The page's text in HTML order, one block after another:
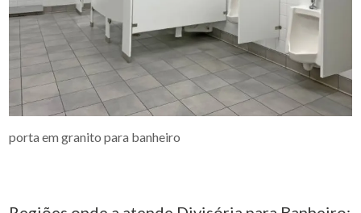
porta em granito para banheiro